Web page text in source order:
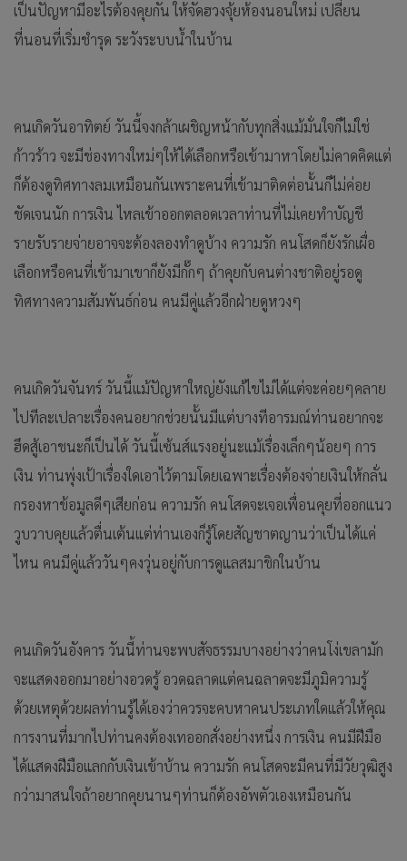
เป็นปัญหามีอะไรต้องคุยกัน ให้จัดฮวงจุ้ยห้องนอนใหม่ เปลี่ยน
ที่นอนที่เริ่มชำรุด ระวังระบบน้ำในบ้าน
คนเกิดวันอาทิตย์ วันนี้จงกล้าเผชิญหน้ากับทุกสิ่งแม้มั่นใจก็ไม่ใช่
ก้าวร้าว จะมีช่องทางใหม่ๆให้ได้เลือกหรือเข้ามาหาโดยไม่คาดคิดแต่
ก็ต้องดูทิศทางลมเหมือนกันเพราะคนที่เข้ามาติดต่อนั้นก็ไม่ค่อย
ชัดเจนนัก การเงิน ไหลเข้าออกตลอดเวลาท่านที่ไม่เคยทำบัญชี
รายรับรายจ่ายอาจจะต้องลองทำดูบ้าง ความรัก คนโสดก็ยังรักเผื่อ
เลือกหรือคนที่เข้ามาเขาก็ยังมีกั๊กๆ ถ้าคุยกับคนต่างชาติอยู่รอดู
ทิศทางความสัมพันธ์ก่อน คนมีคู่แล้วอีกฝ่ายดูหวงๆ
คนเกิดวันจันทร์ วันนี้แม้ปัญหาใหญ่ยังแก้ไขไม่ได้แต่จะค่อยๆคลาย
ไปทีละเปลาะเรื่องคนอยากช่วยนั้นมีแต่บางทีอารมณ์ท่านอยากจะ
ฮึดสู้เอาชนะก็เป็นได้ วันนี้เซ้นส์แรงอยู่นะแม้เรื่องเล็กๆน้อยๆ การ
เงิน ท่านพุ่งเป้าเรื่องใดเอาไว้ตามโดยเฉพาะเรื่องต้องจ่ายเงินให้กลั่น
กรองหาข้อมูลดีๆเสียก่อน ความรัก คนโสดจะเจอเพื่อนคุยที่ออกแนว
วูบวาบคุยแล้วตื่นเต้นแต่ท่านเองก็รู้โดยสัญชาตญานว่าเป็นได้แค่
ไหน คนมีคู่แล้ววันๆคงวุ่นอยู่กับการดูแลสมาชิกในบ้าน
คนเกิดวันอังคาร วันนี้ท่านจะพบสัจธรรมบางอย่างว่าคนโง่เขลามัก
จะแสดงออกมาอย่างอวดรู้ อวดฉลาดแต่คนฉลาดจะมีภูมิความรู้
ด้วยเหตุด้วยผลท่านรู้ได้เองว่าควรจะคบหาคนประเภทใดแล้วให้คุณ
การงานที่มากไปท่านคงต้องเทออกสั่งอย่างหนึ่ง การเงิน คนมีฝีมือ
ได้แสดงฝีมือแลกกับเงินเข้าบ้าน ความรัก คนโสดจะมีคนที่มีวัยวุฒิสูง
กว่ามาสนใจถ้าอยากคุยนานๆท่านก็ต้องอัพตัวเองเหมือนกัน